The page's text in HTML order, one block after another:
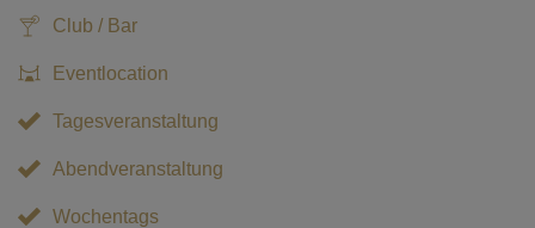
Club / Bar
Eventlocation
Tagesveranstaltung
Abendveranstaltung
Wochentags